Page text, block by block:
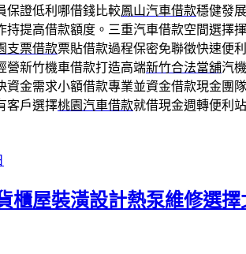
保證低利哪借錢比較鳳山汽車借款穩健發
持提高借款額度。三重汽車借款空間選擇
支票借款票貼借款過程保密免聯徵快速便
營新竹機車借款打造高端新竹合法當舖汽
資金需求小額借款專業並資金借款現金團
客戶選擇桃園汽車借款就借現金週轉便利
櫃屋裝潢設計熱泵維修選